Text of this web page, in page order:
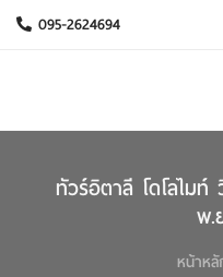
095-2624694
ทัวร์อิตาลี โดโลไม
พ.
หน้าห